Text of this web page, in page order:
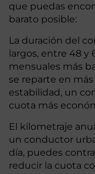
que puedas
barato posible:
La duración del
largos, entre 48 y
mensuales más
se reparte en más
estabilidad, un
cuota más
El kilometraje
un conductor
día, puedes
reducir la cuota